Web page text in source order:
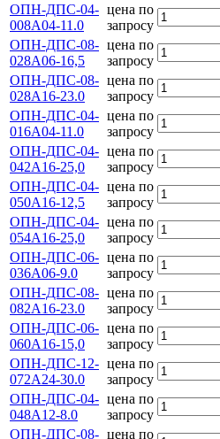
ОПН-ДПС-04-
008А04-11.0
цена по
запросу
ОПН-ДПС-08-
028А06-16,5
цена по
запросу
ОПН-ДПС-08-
028А16-23.0
цена по
запросу
ОПН-ДПС-04-
016А04-11.0
цена по
запросу
ОПН-ДПС-04-
042А16-25,0
цена по
запросу
ОПН-ДПС-04-
050А16-12,5
цена по
запросу
ОПН-ДПС-04-
054А16-25,0
цена по
запросу
ОПН-ДПС-06-
036А06-9.0
цена по
запросу
ОПН-ДПС-08-
082А16-23.0
цена по
запросу
ОПН-ДПС-06-
060А16-15,0
цена по
запросу
ОПН-ДПС-12-
072А24-30.0
цена по
запросу
ОПН-ДПС-04-
048А12-8.0
цена по
запросу
ОПН-ДПС-08- цена по